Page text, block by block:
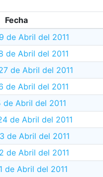
Fecha
de Abril del 2011
de Abril del 2011
de Abril del 2011
de Abril del 2011
de Abril del 2011
de Abril del 2011
de Abril del 2011
de Abril del 2011
de Abril del 2011